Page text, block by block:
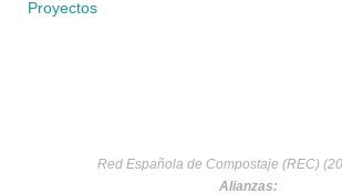
Proyectos
Red Española de Compostaje (REC)
Alianzas: